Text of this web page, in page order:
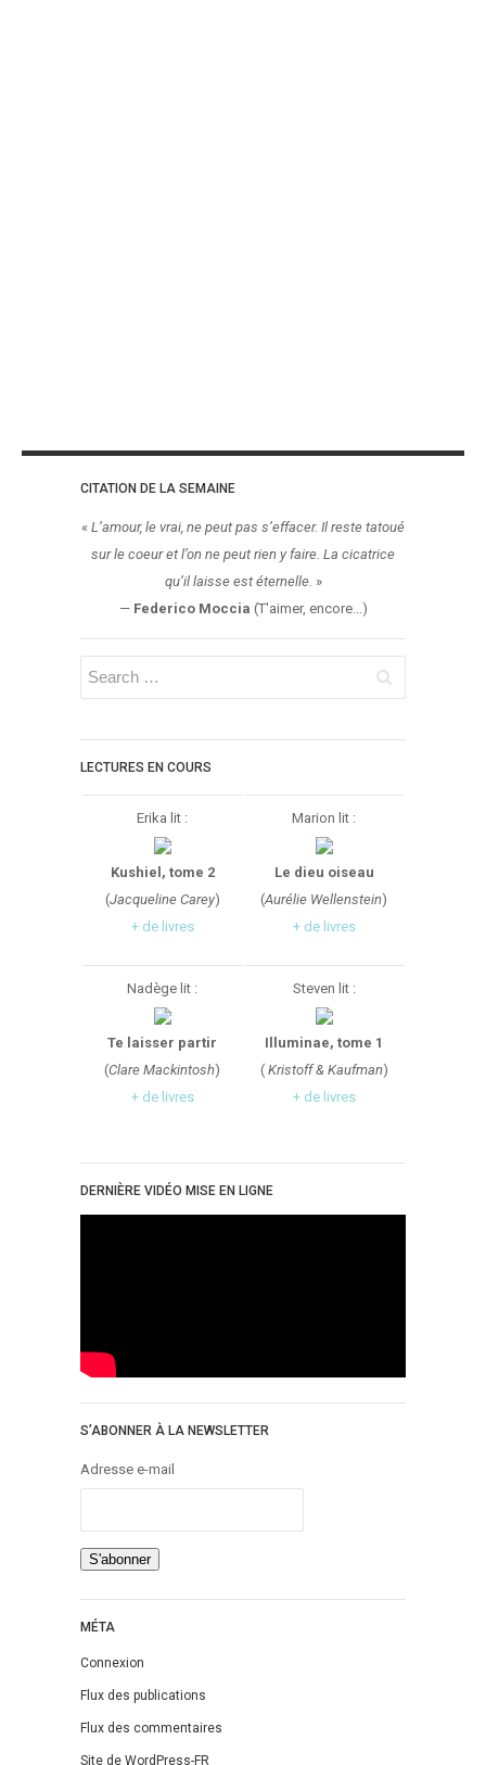
CITATION DE LA SEMAINE
« L’amour, le vrai, ne peut pas s’effacer. Il reste tatoué
sur le coeur et l’on ne peut rien y faire. La cicatrice
qu’il laisse est éternelle. »
— Federico Moccia (T'aimer, encore...)
LECTURES EN COURS
Erika lit :
Kushiel, tome 2
(Jacqueline Carey)
+ de livres
Marion lit :
Le dieu oiseau
(Aurélie Wellenstein)
+ de livres
Nadège lit :
Te laisser partir
(Clare Mackintosh)
+ de livres
Steven lit :
Illuminae, tome 1
(Kristoff & Kaufman)
+ de livres
DERNIÈRE VIDÉO MISE EN LIGNE
S’ABONNER À LA NEWSLETTER
Adresse e-mail
MÉTA
Connexion
Flux des publications
Flux des commentaires
Site de WordPress-FR